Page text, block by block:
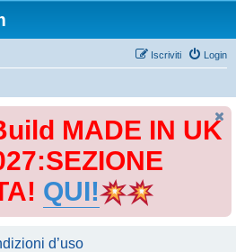
Login
Iscriviti
MADE IN UK
QUI!
d’uso